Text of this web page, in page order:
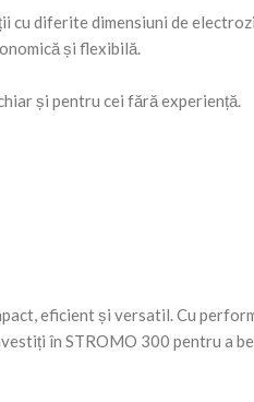
cu diferite dimensiuni de
și flexibilă.
și pentru cei fără experiență.
eficient și versatil. Cu
în STROMO 300 pentru a